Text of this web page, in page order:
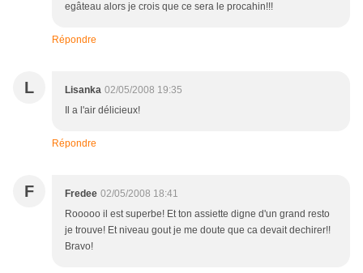
egâteau alors je crois que ce sera le procahin!!!
Répondre
L Lisanka 02/05/2008 19:35
Il a l'air délicieux!
Répondre
F Fredee 02/05/2008 18:41
Rooooo il est superbe! Et ton assiette digne d'un grand resto
je trouve! Et niveau gout je me doute que ca devait dechirer!!
Bravo!